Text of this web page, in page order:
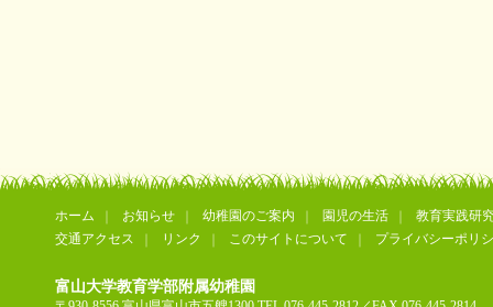
ホーム お知らせ 幼稚園のご案内 園児の生活
教育実践研
交通アクセス
リンク このサイトについて プライバシーポリ
富山大学教育学部附属幼稚園